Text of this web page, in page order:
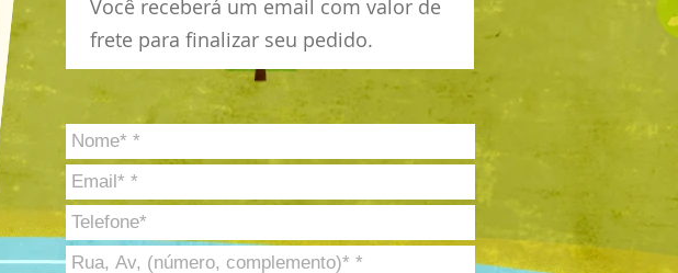
Você receberá um email com valor de
frete para finalizar seu pedido.